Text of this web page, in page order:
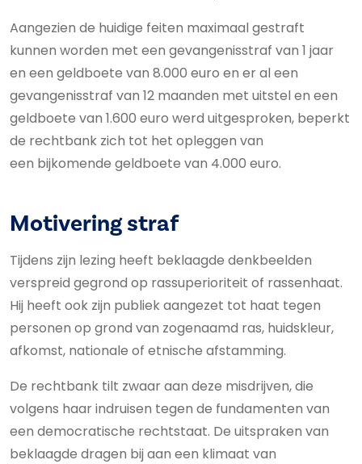
Aangezien de huidige feiten maximaal gestraft
kunnen worden met een gevangenisstraf van 1 jaar
en een geldboete van 8.000 euro en er al een
gevangenisstraf van 12 maanden met uitstel en een
geldboete van 1.600 euro werd uitgesproken, beperkt
de rechtbank zich tot het opleggen van
een bijkomende geldboete van 4.000 euro.
Motivering straf
Tijdens zijn lezing heeft beklaagde denkbeelden
verspreid gegrond op rassuperioriteit of rassenhaat.
Hij heeft ook zijn publiek aangezet tot haat tegen
personen op grond van zogenaamd ras, huidskleur,
afkomst, nationale of etnische afstamming.
De rechtbank tilt zwaar aan deze misdrijven, die
volgens haar indruisen tegen de fundamenten van
een democratische rechtstaat. De uitspraken van
beklaagde dragen bij aan een klimaat van